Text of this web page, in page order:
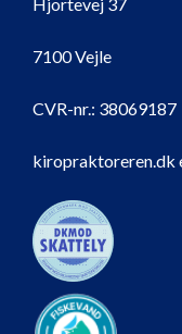
7100 Vejle
CVR-nr.: 38069187
kiropraktoreren.dk